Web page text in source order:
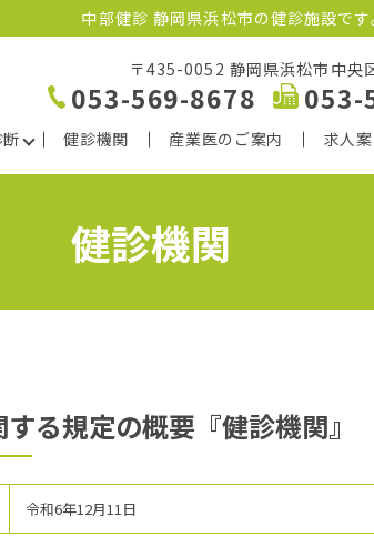
中部健診 静岡県浜松市の健診施設で
〒435-0052 静岡県浜松市中央
053-569-8678 053-
健診機関 産業医のご案内 求人
健診機関
る規定の概要『健診機関』
令和6年12月11日